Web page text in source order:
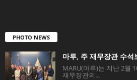
PHOTO NEWS
마루, 주 재무장관 수석
MARU(마루)는 지난 2월
재무장관의...